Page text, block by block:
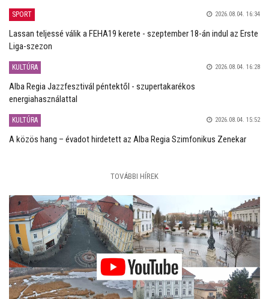
SPORT 2026.08.04. 16:34
Lassan teljessé válik a FEHA19 kerete - szeptember 18-án indul az Erste
Liga-szezon
KULTÚRA 2026.08.04. 16:28
Alba Regia Jazzfesztivál péntektől - szupertakarékos
energiahasználattal
KULTÚRA 2026.08.04. 15:52
A közös hang – évadot hirdetett az Alba Regia Szimfonikus Zenekar
TOVÁBBI HÍREK